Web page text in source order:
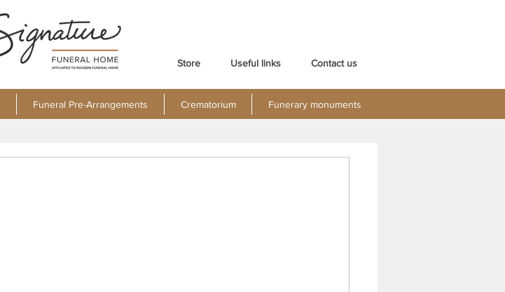
Store Useful links Contact us
Funeral Pre-Arrangements Crematorium Funerary monuments